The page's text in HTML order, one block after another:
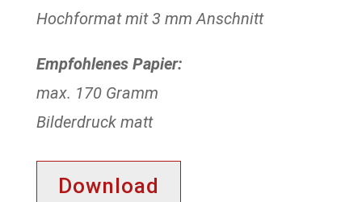
Hochformat mit 3 mm Anschnitt
Empfohlenes Papier:
max. 170 Gramm
Bilderdruck matt
Download